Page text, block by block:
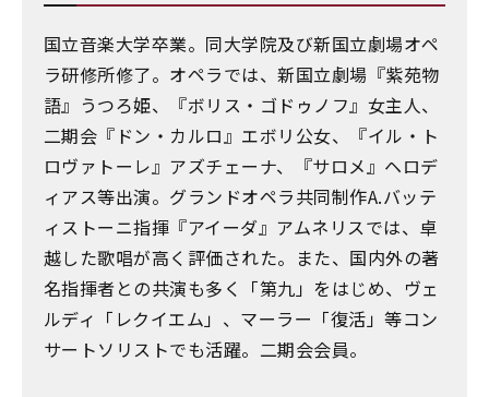
国立音楽大学卒業。同大学院及び新国立劇場オペ
ラ研修所修了。オペラでは、新国立劇場『紫苑物
語』うつろ姫、『ボリス・ゴドゥノフ』女主人、
二期会『ドン・カルロ』エボリ公女、『イル・ト
ロヴァトーレ』アズチェーナ、『サロメ』ヘロデ
ィアス等出演。グランドオペラ共同制作A.バッテ
ィストーニ指揮『アイーダ』アムネリスでは、卓
越した歌唱が高く評価された。また、国内外の著
名指揮者との共演も多く「第九」をはじめ、ヴェ
ルディ「レクイエム」、マーラー「復活」等コン
サートソリストでも活躍。二期会会員。